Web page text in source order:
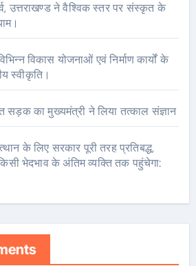
उत्तराखण्ड ने वैश्विक स्तर पर संस्कृत के
विकास योजनाओं एवं निर्माण कार्यों के
स्वीकृति।
सड़क का मुख्यमंत्री ने लिया तत्काल संज्ञान
के लिए सरकार पूरी तरह प्रतिबद्ध,
भेदभाव के अंतिम व्यक्ति तक पहुंचेगा: